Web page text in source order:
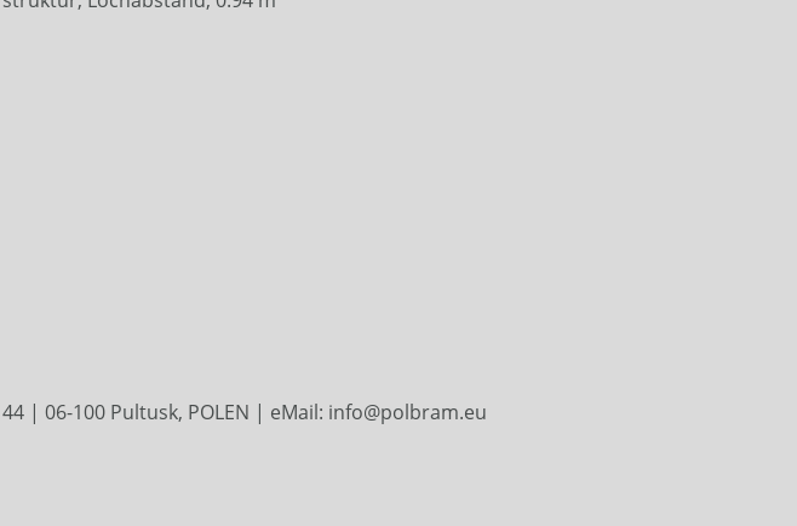
| 06-100 Pultusk, POLEN | eMail: info@polbram.eu